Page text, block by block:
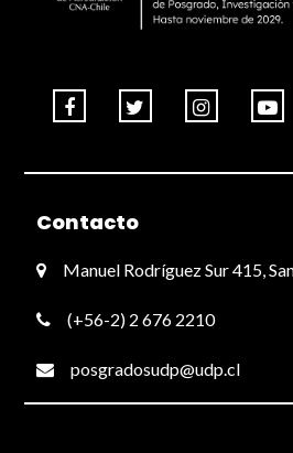
Contacto
Manuel Rodríguez Sur 415,
(+56-2) 2 676 2210
posgradosudp@udp.cl